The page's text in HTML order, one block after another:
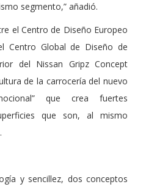
segmento,” añadió.
el Centro de Diseño Europeo
Centro Global de Diseño de
del Nissan Gripz Concept
de la carrocería del nuevo
que crea fuertes
que son, al mismo
y sencillez, dos conceptos